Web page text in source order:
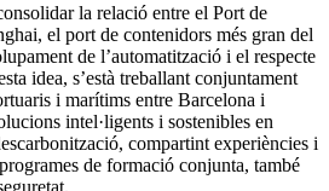
la relació entre el Port de
el port de contenidors més gran del
de l’automatització i el respecte
idea, s’està treballant conjuntament
i marítims entre Barcelona i
intel·ligents i sostenibles en
compartint experiències i
de formació conjunta, també